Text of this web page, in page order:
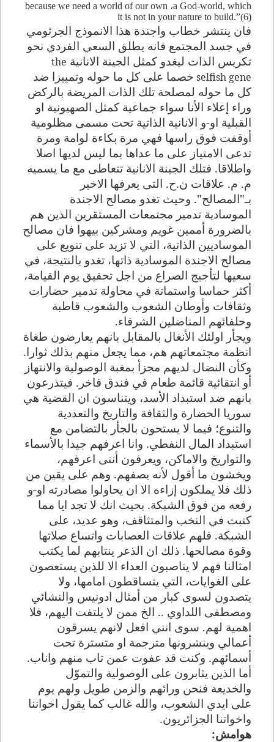
because we need a world of our own ،a God-world, which
it is not in your nature to build.”(6)
فان ينتشر خطاب واجندة هذا الانموذج الجرثومي
في جسد المجتمع فانه يطلق السعي الفردي نحو
تكريس الذات ليغدو كمثل الجينة الانانية the
selfish gene خصما على كل ما حوله وتمييزا ضد
كل ما حوله لمصلحة تلك الذات المريضة بالركض
وراء إعلاء الأنا سواء جماعية كمثل الصهيونية او
القبلية او-و الانانية الذاتية تحت مسمى مظلومية
أوقفت فوق راسها فهي مرة بكاءة لوامة ومرة
تدعى الامتياز على ما عداها بما ليس لديها اصلا
واطلاقا. فتلك الجينة الانانية تتعاطى مع ما يسميه
م. م. علاقات ن.ح. التى يعرفها الاخير
بـ"المصالح". وحيث تغدو مصالح الاجندة
الموسادية تدمير مجتمعات المستقرين الذين هم
بالضرورة أممين غويم ومشركين بيهوا فان مصالح
الموساديين الذاتية، التي لا تزيد على تنويع على
مصالح الاجندة الموسادية ذاتها، تغدو بالنتيجة، في
سعيها لتأجيج الصراع من اجل تحقيق يوم القيامة،
أكثر حماسا واستماتة في محاولة تدمير حضارات
وثقافات وأوطان الشعوب والشعوب قاطبة
وحلفائهم المناضلين الشرفاء.
ويجأر اولئك الأنغال بالمقابل بانهم يعارضون طغاة
انظمة مجتمعاتهم هم، مما يجعل منهم بذلك ثوارا.
وكأن النضال لديهم مجزأ بمغبة الوصولية والانتهاز
أو انتقائية قائمة طعام في فندق فاخر. فيتذرعون
بانهم ضد استبداد الأسد، ويتناسون ان القضية هي
سوريا الحضارة والثقافة والتاريخ والتعددية
والتنوع؛ فيما لا يستحون بالجأر بالتضامن مع
استبداد المال النفطي. وانا اعرفهم جيدا بالأسماء
والتواريخ والاماكن، ويعرفون أننى اعرفهم،
ويخشون ما أقول لأنه يصفهم. وهم على يقين من
ذلك فلا يملكون إزاءه الا ان يحاولوا مصادرته او-و
رفعه من فوق الشبكة. بحيث انك لا تجد ايا مما
كتبت في النخب والمتثاقف، وهو عديد، على
الشبكة. فلهم علاقات العصابات واتساع صلاتها
وقوة مصالحها. ذلك ان الذعر ينتابهم لما يكتب
امثالنا فهم لا يناصبون العداء الا للذين يستعصون
على الغوايات، التي يتساقطون امامها، ولا
يتصدون لسوى كبار من أمثال ادونيس والنشائي
ومصطفى اللداوي .. الخ ممن لا يلتفت اليهم، فلا
اهمية لهم. سوى انني افعل لانهم يسرقون
أعمالي وينشرونها مترجمة او متسترة تحت
أسمائهم. وكنت قد عفوت عمن تاب منهم واناب.
أما الذين يثابرون على الوصولية والتموّل
والخديعة فنحن ورائهم والزمن طويل ولهم يوم
على ايدي الشعوب، والله غالب كما يقول اخواننا
واخواتنا الجزائريون.
هوامش: